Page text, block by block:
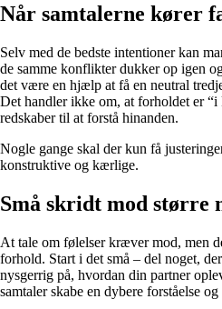
Når samtalerne kører
Selv med de bedste intentioner kan
de samme konflikter dukker op igen
det være en hjælp at få en neutral
Det handler ikke om, at forholdet er “i
redskaber til at forstå hinanden.
Nogle gange skal der kun få
konstruktive og kærlige.
Små skridt mod større
At tale om følelser kræver mod, men
forhold. Start i det små – del noget,
nysgerrig på, hvordan din partner
samtaler skabe en dybere forståelse